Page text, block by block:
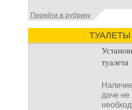
Установка септика Тверь
аспект утилизации сточных
домах и на загородных
Перейти в рубрику
ТУАЛЕТЫ
туалета
даче не